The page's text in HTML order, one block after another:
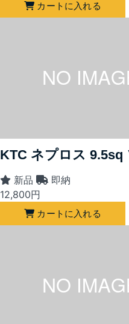
カートに入れる
KTC ネプロス 9.5sq
新品
即納
12,800円
カートに入れる